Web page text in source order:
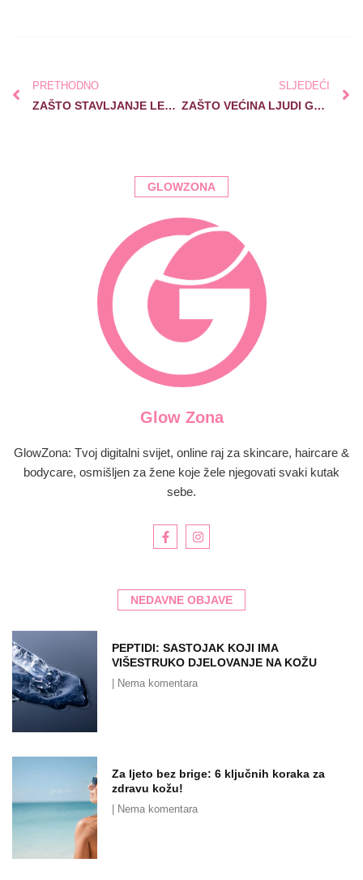
PRETHODNO
ZAŠTO STAVLJANJE LEDA NA LICE MOŽE NAŠKODITI KOŽI?
SLJEDEĆI
ZAŠTO VEĆINA LJUDI GRIJEŠI S MAGNEZIJEM: otkrij pravu formu i vrijeme uzimanja
GLOWZONA
Glow Zona
GlowZona: Tvoj digitalni svijet, online raj za skincare, haircare &
bodycare, osmišljen za žene koje žele njegovati svaki kutak
sebe.
NEDAVNE OBJAVE
PEPTIDI: SASTOJAK KOJI IMA
VIŠESTRUKO DJELOVANJE NA KOŽU
Nema komentara
Za ljeto bez brige: 6 ključnih koraka za
zdravu kožu!
Nema komentara